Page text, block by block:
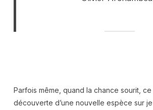
Parfois même, quand la chance sourit,
découverte d’une nouvelle espèce sur